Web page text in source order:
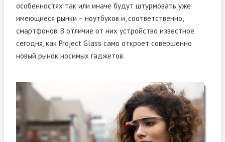
особенностях так или иначе будут штурмовать уже
имеющиеся рынки – ноутбуков и, соответственно,
смартфонов. В отличие от них устройство известное
сегодня, как Project Glass само откроет совершенно
новый рынок носимых гаджетов.